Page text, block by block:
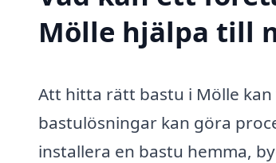
Mölle hjälpa till
Att hitta rätt bastu i Mölle
bastulösningar kan göra
installera en bastu hemma,